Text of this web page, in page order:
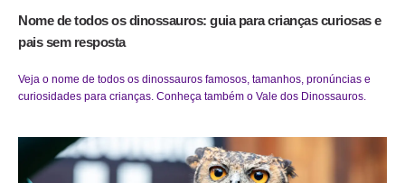
Nome de todos os dinossauros: guia para crianças curiosas e
pais sem resposta
Veja o nome de todos os dinossauros famosos, tamanhos, pronúncias e
curiosidades para crianças. Conheça também o Vale dos Dinossauros.